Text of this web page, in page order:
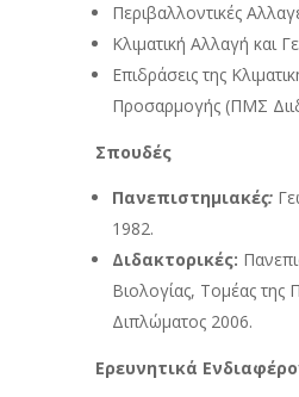
Περιβαλλοντικές
Κλιματική Αλλαγή και
Επιδράσεις της
Προσαρμογής (ΠΜΣ
Σπουδές
Πανεπιστημιακές:
1982.
Διδακτορικές:
Βιολογίας, Τομέας της
Διπλώματος 2006.
Ερευνητικά